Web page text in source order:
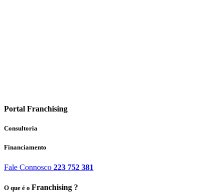
Portal Franchising
Consultoria
Financiamento
Fale Connosco 223 752 381
O que é o Franchising ?